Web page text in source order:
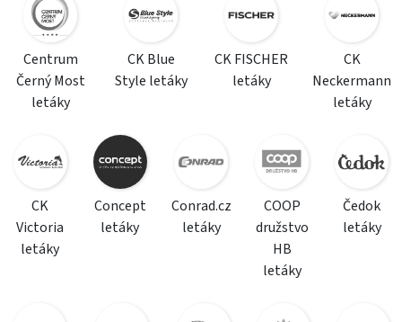
Centrum
Černý Most
letáky
CK Blue
Style letáky
CK FISCHER
letáky
CK
Neckermann
letáky
CK
Victoria
letáky
Concept
letáky
Conrad.cz
letáky
COOP
družstvo
HB
letáky
Čedok
letáky